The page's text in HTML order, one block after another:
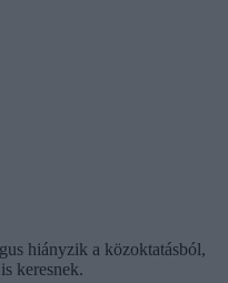
hiányzik a közoktatásból,
keresnek.